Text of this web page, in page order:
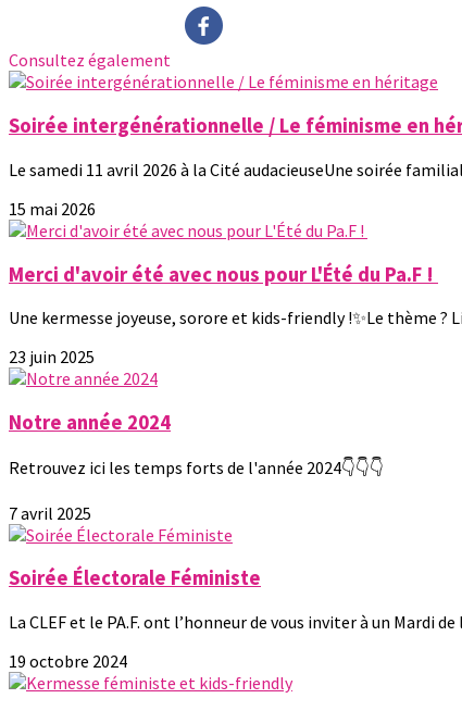
Consultez également
Soirée intergénérationnelle / Le féminisme en
Le samedi 11 avril 2026 à la Cité audacieuseUne soirée
15 mai 2026
Merci d'avoir été avec nous pour L'Été du Pa.F !
Une kermesse joyeuse, sorore et kids-friendly !✨Le thème ?
23 juin 2025
Notre année 2024
Retrouvez ici les temps forts de l'année 2024👇👇👇
7 avril 2025
Soirée Électorale Féministe
La CLEF et le PA.F. ont l’honneur de vous inviter à un Mardi
19 octobre 2024